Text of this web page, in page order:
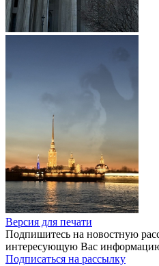
Версия для печати
Подпишитесь на новостную
интересующую Вас
Подписаться на рассылку